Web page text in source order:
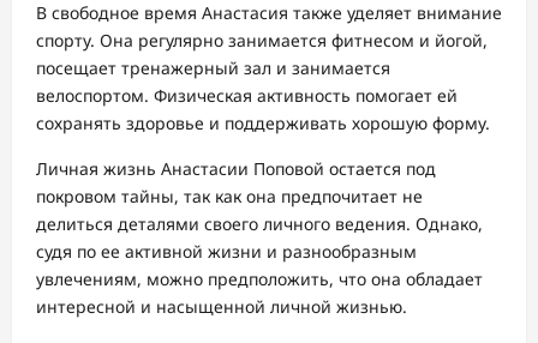
В свободное время Анастасия также уделяет внимание
спорту. Она регулярно занимается фитнесом и йогой,
посещает тренажерный зал и занимается
велоспортом. Физическая активность помогает ей
сохранять здоровье и поддерживать хорошую форму.
Личная жизнь Анастасии Поповой остается под
покровом тайны, так как она предпочитает не
делиться деталями своего личного ведения. Однако,
судя по ее активной жизни и разнообразным
увлечениям, можно предположить, что она обладает
интересной и насыщенной личной жизнью.